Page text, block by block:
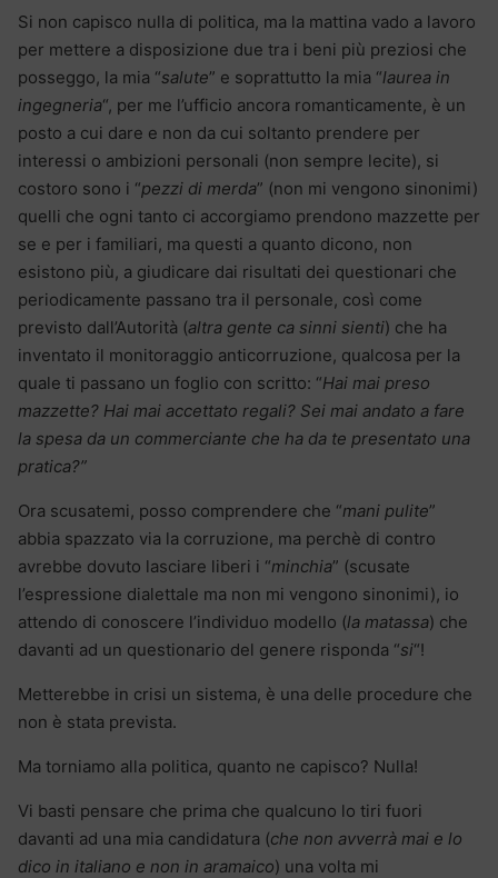
Si non capisco nulla di politica, ma la mattina vado a lavoro
per mettere a disposizione due tra i beni più preziosi che
posseggo, la mia “salute” e soprattutto la mia “laurea in
ingegneria“, per me l’ufficio ancora romanticamente, è un
posto a cui dare e non da cui soltanto prendere per
interessi o ambizioni personali (non sempre lecite), si
costoro sono i “pezzi di merda” (non mi vengono sinonimi)
quelli che ogni tanto ci accorgiamo prendono mazzette per
se e per i familiari, ma questi a quanto dicono, non
esistono più, a giudicare dai risultati dei questionari che
periodicamente passano tra il personale, così come
previsto dall’Autorità (altra gente ca sinni sienti) che ha
inventato il monitoraggio anticorruzione, qualcosa per la
quale ti passano un foglio con scritto: “Hai mai preso
mazzette? Hai mai accettato regali? Sei mai andato a fare
la spesa da un commerciante che ha da te presentato una
pratica?”
Ora scusatemi, posso comprendere che “mani pulite”
abbia spazzato via la corruzione, ma perchè di contro
avrebbe dovuto lasciare liberi i “minchia” (scusate
l’espressione dialettale ma non mi vengono sinonimi), io
attendo di conoscere l’individuo modello (la matassa) che
davanti ad un questionario del genere risponda “si“!
Metterebbe in crisi un sistema, è una delle procedure che
non è stata prevista.
Ma torniamo alla politica, quanto ne capisco? Nulla!
Vi basti pensare che prima che qualcuno lo tiri fuori
davanti ad una mia candidatura (che non avverrà mai e lo
dico in italiano e non in aramaico) una volta mi